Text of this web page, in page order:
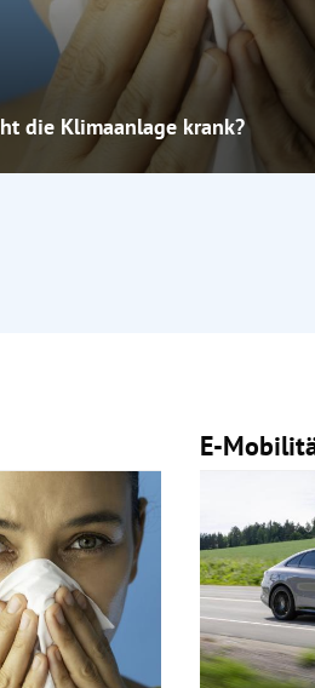
die Klimaanlage krank?
E-